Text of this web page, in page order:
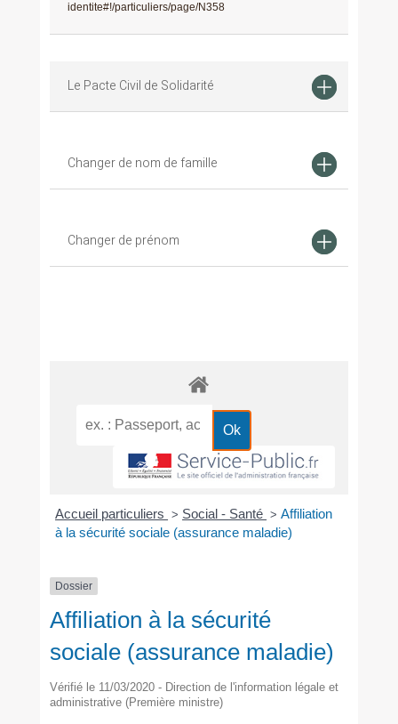
identite#!/particuliers/page/N358
Le Pacte Civil de Solidarité
Changer de nom de famille
Changer de prénom
Accueil particuliers > Social - Santé > Affiliation
à la sécurité sociale (assurance maladie)
Dossier
Affiliation à la sécurité
sociale (assurance maladie)
Vérifié le 11/03/2020 - Direction de l'information légale et
administrative (Première ministre)